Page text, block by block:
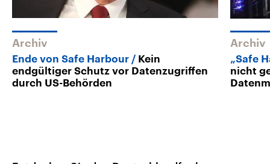
Archiv
Ende von Safe Harbour
Kein
endgültiger Schutz vor Datenzugriffen
durch US-Behörden
Archiv
„Safe
nicht